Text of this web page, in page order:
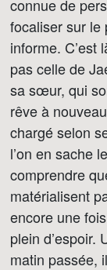
connue de
focaliser sur le
informe. C’est
pas celle de
sa sœur, qui
rêve à
chargé selon
l’on en sache
comprendre
matérialisent
encore une
plein d’espoir.
matin passée,